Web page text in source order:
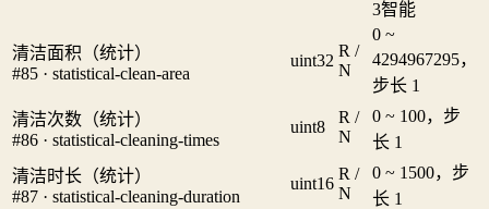
3智能
清洁面积（统计）
#85 · statistical-clean-area
uint32
R /
N
0 ~
4294967295，
步长 1
清洁次数（统计）
#86 · statistical-cleaning-times
uint8
R /
N
0 ~ 100，步
长 1
清洁时长（统计）
#87 · statistical-cleaning-duration
uint16
R /
N
0 ~ 1500，步
长 1